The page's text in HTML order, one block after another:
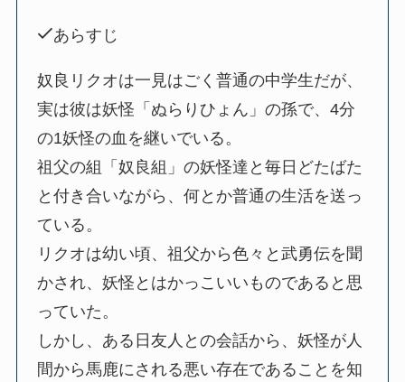
あらすじ
奴良リクオは一見はごく普通の中学生だが、
実は彼は妖怪「ぬらりひょん」の孫で、4分
の1妖怪の血を継いでいる。
祖父の組「奴良組」の妖怪達と毎日どたばた
と付き合いながら、何とか普通の生活を送っ
ている。
リクオは幼い頃、祖父から色々と武勇伝を聞
かされ、妖怪とはかっこいいものであると思
っていた。
しかし、ある日友人との会話から、妖怪が人
間から馬鹿にされる悪い存在であることを知